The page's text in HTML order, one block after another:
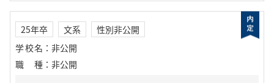
25年卒 文系
性別非公開
学校名 ： 非公開
職種 ： 非公開